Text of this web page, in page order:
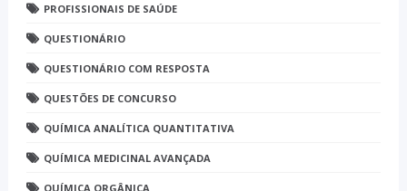
PROFISSIONAIS DE SAÚDE
QUESTIONÁRIO
QUESTIONÁRIO COM RESPOSTA
QUESTÕES DE CONCURSO
QUÍMICA ANALÍTICA QUANTITATIVA
QUÍMICA MEDICINAL AVANÇADA
QUÍMICA ORGÂNICA